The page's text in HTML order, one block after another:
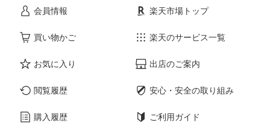
会員情報
買い物かご
お気に入り
閲覧履歴
購入履歴
楽天市場トップ
楽天のサービス一覧
出店のご案内
安心・安全の取り組み
ご利用ガイド